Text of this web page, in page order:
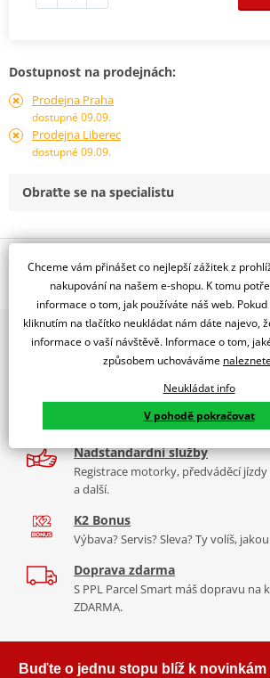
Dostupnost na prodejnách:
Prodejna Praha
dostupné 09.09.
Prodejna Liberec
dostupné 09.09.
Obraťte se na specialistu
Popis a parametry
Jsme autorizovaný
dealer značky NG
Pevný, D184, d86, t3,52x multibrand showroom
9 značek motocyklů, servis,
díly, to vše v Praze a Liberci
Více než 30 let zkušeností
Za řídítky motorek, v servisu i
Nadstandardní služby
Registrace motorky, předváděcí
a další.
K2 Bonus
Výbava? Servis? Sleva? Ty volíš,
Doprava zdarma
S PPL Parcel Smart máš dopravu na
ZDARMA.
Buďte o jednu stopu blíž k novinkám
Chceme vám přinášet co nejlepší zážitek z
nakupování na našem e-shopu. K tomu
informace o tom, jak používáte náš web.
kliknutím na tlačítko neukládat nám dáte najevo,
informace o vaší návštěvě. Informace o tom,
způsobem uchováváme
Neukládat info
V pohodě pokračovat